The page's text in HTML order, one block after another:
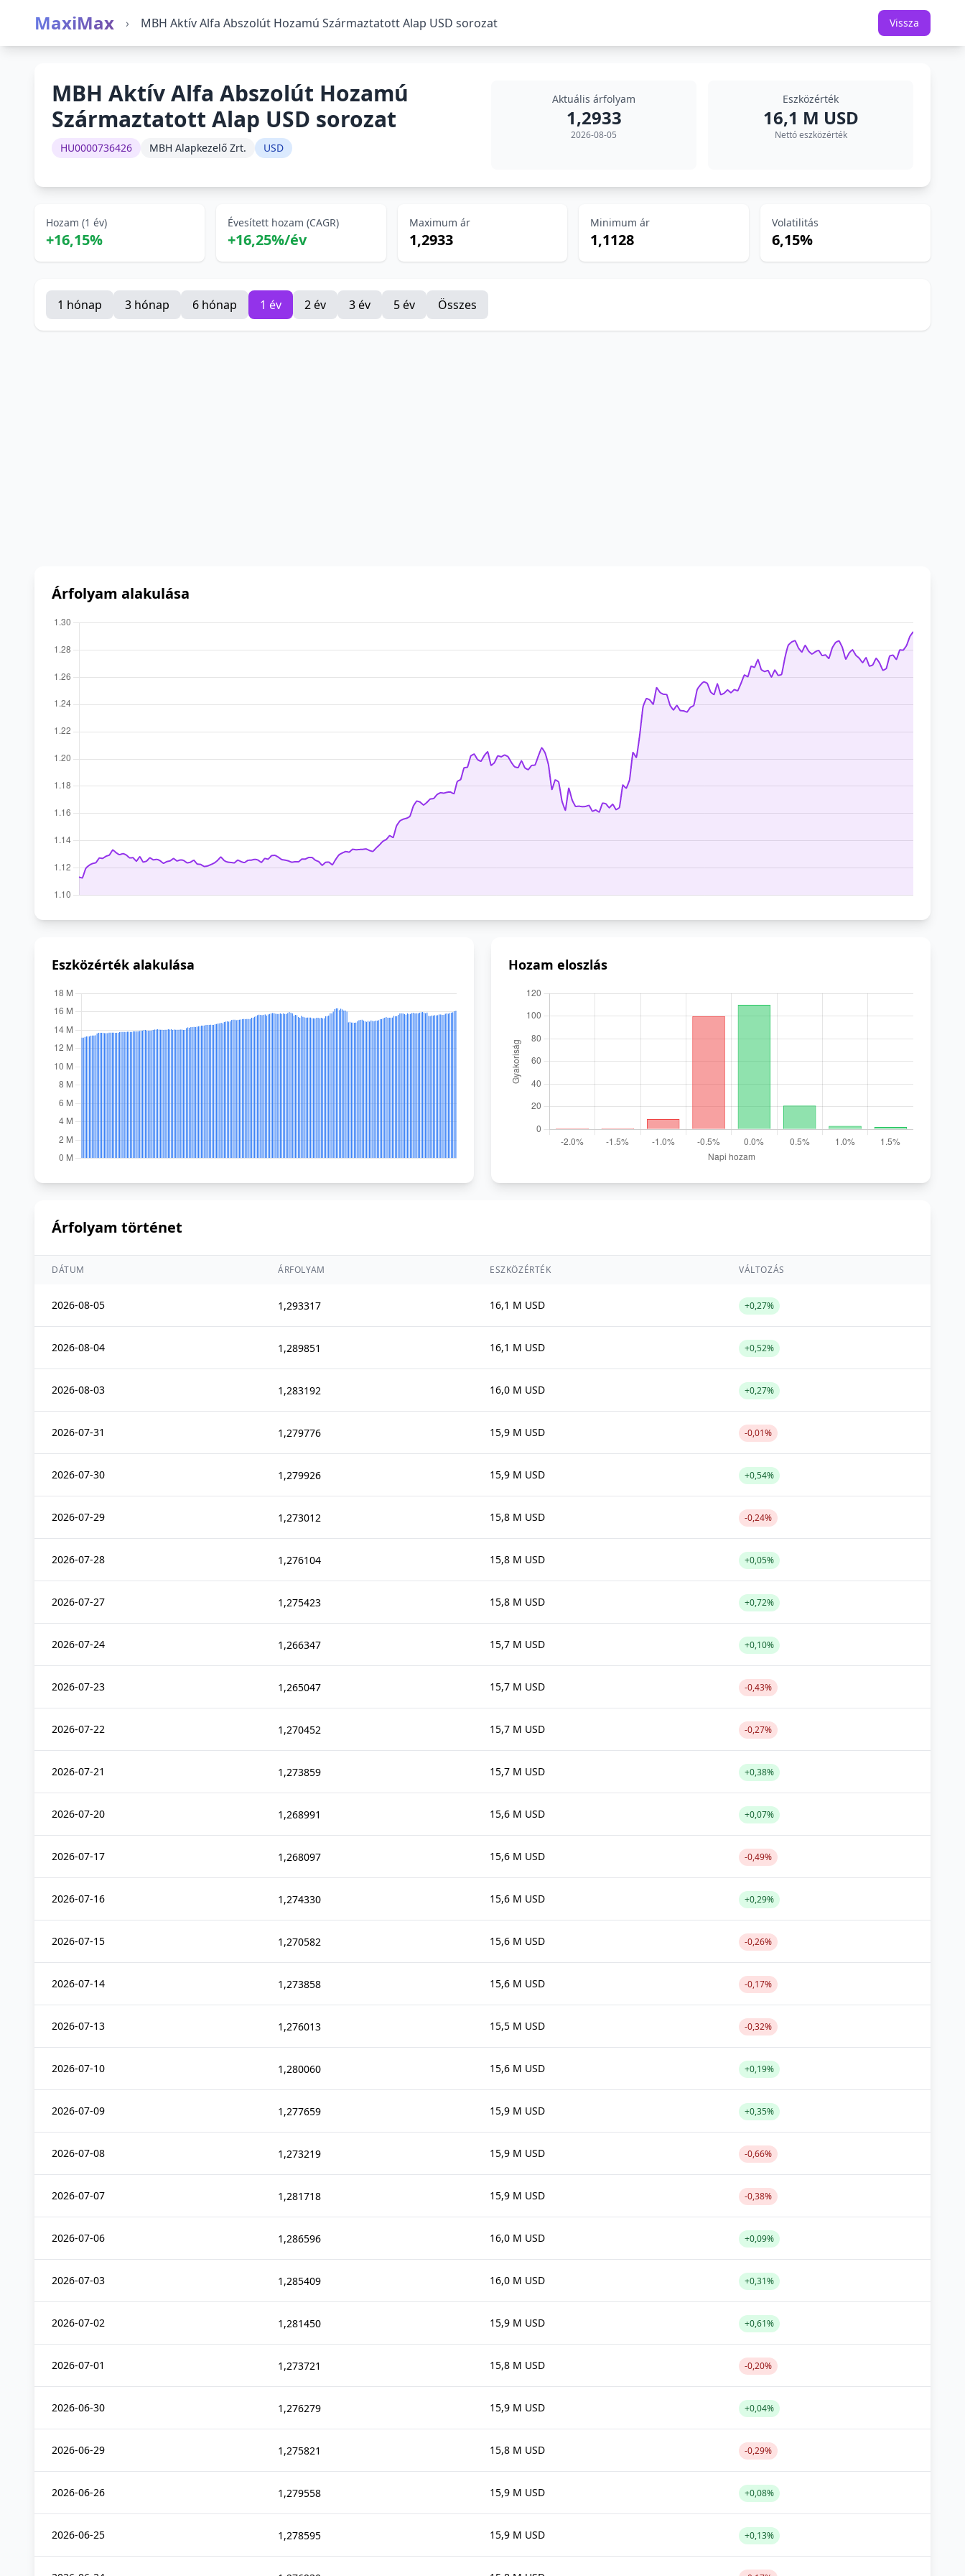
MaxiMax › MBH Aktív Alfa Abszolút Hozamú Származtatott Alap USD sorozat Vissza
MBH Aktív Alfa Abszolút Hozamú
Származtatott Alap USD sorozat
HU0000736426 MBH Alapkezelő Zrt. USD
Aktuális árfolyam
1,2933
2026-08-05
Eszközérték
16,1 M USD
Nettó eszközérték
Hozam (1 év)
+16,15%
Évesített hozam (CAGR)
+16,25%/év
Maximum ár
1,2933
Minimum ár
1,1128
Volatilitás
6,15%
1 hónap 3 hónap 6 hónap 1 év 2 év 3 év 5 év Összes
Árfolyam alakulása
Eszközérték alakulása Hozam eloszlás
Árfolyam történet
DÁTUM ÁRFOLYAM ESZKÖZÉRTÉK VÁLTOZÁS
2026-08-05 1,293317 16,1 M USD +0,27%
2026-08-04 1,289851 16,1 M USD +0,52%
2026-08-03 1,283192 16,0 M USD +0,27%
2026-07-31 1,279776 15,9 M USD -0,01%
2026-07-30 1,279926 15,9 M USD +0,54%
2026-07-29 1,273012 15,8 M USD -0,24%
2026-07-28 1,276104 15,8 M USD +0,05%
2026-07-27 1,275423 15,8 M USD +0,72%
2026-07-24 1,266347 15,7 M USD +0,10%
2026-07-23 1,265047 15,7 M USD -0,43%
2026-07-22 1,270452 15,7 M USD -0,27%
2026-07-21 1,273859 15,7 M USD +0,38%
2026-07-20 1,268991 15,6 M USD +0,07%
2026-07-17 1,268097 15,6 M USD -0,49%
2026-07-16 1,274330 15,6 M USD +0,29%
2026-07-15 1,270582 15,6 M USD -0,26%
2026-07-14 1,273858 15,6 M USD -0,17%
2026-07-13 1,276013 15,5 M USD -0,32%
2026-07-10 1,280060 15,6 M USD +0,19%
2026-07-09 1,277659 15,9 M USD +0,35%
2026-07-08 1,273219 15,9 M USD -0,66%
2026-07-07 1,281718 15,9 M USD -0,38%
2026-07-06 1,286596 16,0 M USD +0,09%
2026-07-03 1,285409 16,0 M USD +0,31%
2026-07-02 1,281450 15,9 M USD +0,61%
2026-07-01 1,273721 15,8 M USD -0,20%
2026-06-30 1,276279 15,9 M USD +0,04%
2026-06-29 1,275821 15,8 M USD -0,29%
2026-06-26 1,279558 15,9 M USD +0,08%
2026-06-25 1,278595 15,9 M USD +0,13%